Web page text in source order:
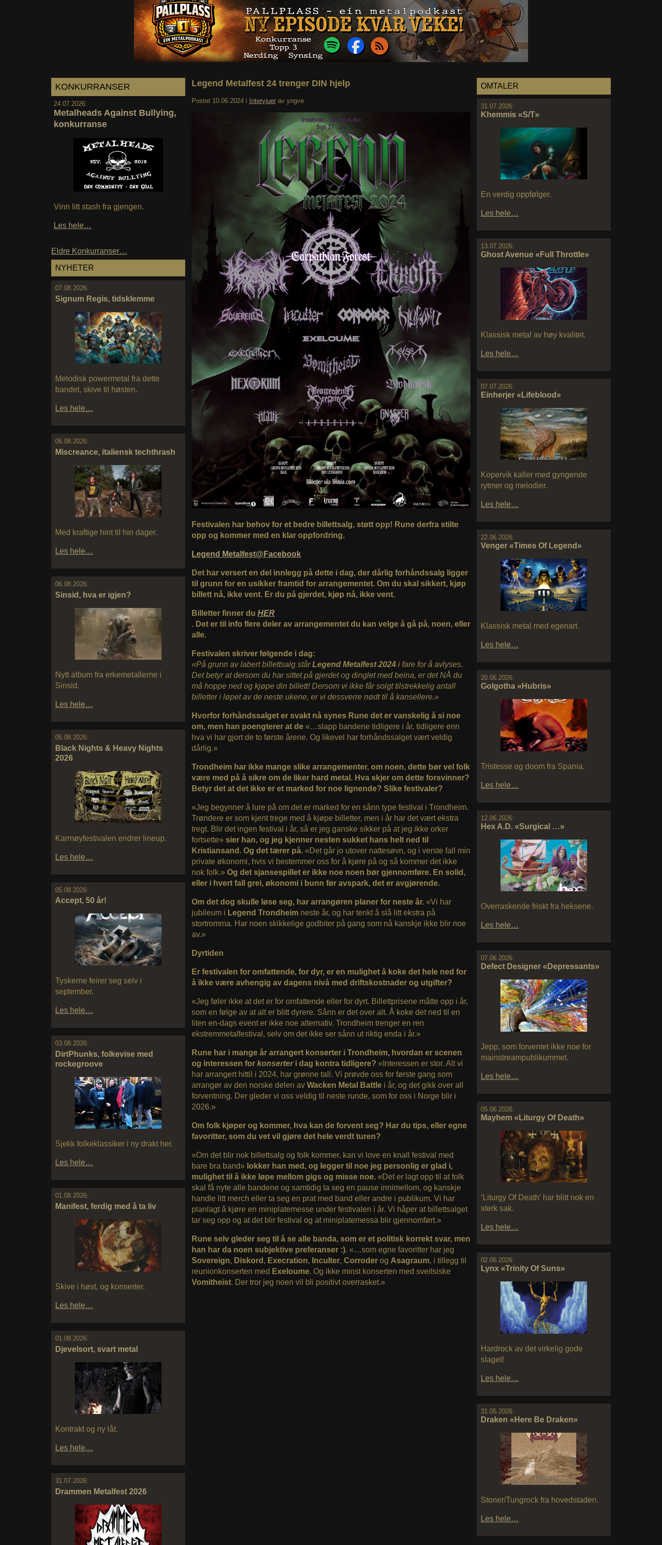
KONKURRANSER
24.07.2026:
Metalheads Against Bullying,
konkurranse
Vinn litt stash fra gjengen.
Les hele…
Eldre Konkurranser…
NYHETER
07.08.2026:
Signum Regis, tidsklemme
Melodisk powermetal fra dette
bandet, skive til høsten.
Les hele…
06.08.2026:
Miscreance, italiensk techthrash
Med kraftige hint til hin dager.
Les hele…
06.08.2026:
Sinsid, hva er igjen?
Nytt album fra erkemetallerne i
Sinsid.
Les hele…
05.08.2026:
Black Nights & Heavy Nights
2026
Karmøyfestivalen endrer lineup.
Les hele…
05.08.2026:
Accept, 50 år!
Tyskerne feirer seg selv i
september.
Les hele…
03.08.2026:
DirtPhunks, folkevise med
rockegroove
Sjekk folkeklassiker i ny drakt her.
Les hele…
01.08.2026:
Manifest, ferdig med å ta liv
Skive i høst, og konserter.
Les hele…
01.08.2026:
Djevelsort, svart metal
Kontrakt og ny låt.
Les hele…
31.07.2026:
Drammen Metalfest 2026
OMTALER
31.07.2026:
Khemmis «S/T»
En verdig oppfølger.
Les hele…
13.07.2026:
Ghost Avenue «Full Throttle»
Klassisk metal av høy kvalitet.
Les hele…
07.07.2026:
Einherjer «Lifeblood»
Kopervik kaller med gyngende
rytmer og melodier.
Les hele…
22.06.2026:
Venger «Times Of Legend»
Klassisk metal med egenart.
Les hele…
20.06.2026:
Golgotha «Hubris»
Tristesse og doom fra Spania.
Les hele…
12.06.2026:
Hex A.D. «Surgical …»
Overraskende friskt fra heksene.
Les hele…
07.06.2026:
Defect Designer «Depressants»
Jepp, som forventet ikke noe for
mainstreampublikummet.
Les hele…
05.06.2026:
Mayhem «Liturgy Of Death»
‘Liturgy Of Death’ har blitt nok en
sterk sak.
Les hele…
02.06.2026:
Lynx «Trinity Of Suns»
Hardrock av det virkelig gode
slaget!
Les hele…
31.05.2026:
Draken «Here Be Draken»
Stoner/Tungrock fra hovedstaden.
Les hele…
Legend Metalfest 24 trenger DIN hjelp
Postet 10.06.2024 i Intervjuer av yngve
Festivalen har behov for et bedre billettsalg, støtt opp! Rune derfra stilte
opp og kommer med en klar oppfordring.
Legend Metalfest@Facebook
Det har versert en del innlegg på dette i dag, der dårlig forhåndssalg ligger
til grunn for en usikker framtid for arrangementet. Om du skal sikkert, kjøp
billett nå, ikke vent. Er du på gjerdet, kjøp nå, ikke vent.
Billetter finner du HER
. Det er til info flere deler av arrangementet du kan velge å gå på, noen, eller
alle.
Festivalen skriver følgende i dag:
«På grunn av labert billettsalg stårLegend Metalfest 2024i fare for å avlyses.
Det betyr at dersom du har sittet på gjerdet og dinglet med beina, er det NÅ du
må hoppe ned og kjøpe din billett! Dersom vi ikke får solgt tilstrekkelig antall
billetter i løpet av de neste ukene, er vi dessverre nødt til å kansellere.»
Hvorfor forhåndssalget er svakt nå synes Rune det er vanskelig å si noe
om, men han poengterer at de«…slapp bandene tidligere i år, tidligere enn
hva vi har gjort de to første årene. Og likevel har forhåndssalget vært veldig
dårlig.»
Trondheim har ikke mange slike arrangementer, om noen, dette bør vel folk
være med på å sikre om de liker hard metal. Hva skjer om dette forsvinner?
Betyr det at det ikke er et marked for noe lignende? Slike festivaler?
«Jeg begynner å lure på om det er marked for en sånn type festival i Trondheim.
Trøndere er som kjent trege med å kjøpe billetter, men i år har det vært ekstra
tregt. Blir det ingen festival i år, så er jeg ganske sikker på at jeg ikke orker
fortsette» sier han, og jeg kjenner nesten sukket hans helt ned til
Kristiansand. Og det tærer på.«Det går jo utover nattesøvn, og i verste fall min
private økonomi, hvis vi bestemmer oss for å kjøre på og så kommer det ikke
nok folk.» Og det sjansespillet er ikke noe noen bør gjennomføre. En solid,
eller i hvert fall grei, økonomi i bunn før avspark, det er avgjørende.
Om det dog skulle løse seg, har arrangøren planer for neste år. «Vi har
jubileum i Legend Trondheim neste år, og har tenkt å slå litt ekstra på
stortromma. Har noen skikkelige godbiter på gang som nå kanskje ikke blir noe
av.»
Dyrtiden
Er festivalen for omfattende, for dyr, er en mulighet å koke det hele ned for
å ikke være avhengig av dagens nivå med driftskostnader og utgifter?
«Jeg føler ikke at det er for omfattende eller for dyrt. Billettprisene måtte opp i år,
som en følge av at alt er blitt dyrere. Sånn er det over alt. Å koke det ned til en
liten en-dags event er ikke noe alternativ. Trondheim trenger en ren
ekstremmetalfestival, selv om det ikke ser sånn ut riktig enda i år.»
Rune har i mange år arrangert konserter i Trondheim, hvordan er scenen
og interessen for konserter i dag kontra tidligere? «Interessen er stor. Alt vi
har arrangert hittil i 2024, har grønne tall. Vi prøvde oss for første gang som
arrangør av den norske delen av Wacken Metal Battlei år, og det gikk over all
forventning. Der gleder vi oss veldig til neste runde, som for oss i Norge blir i
2026.»
Om folk kjøper og kommer, hva kan de forvent seg? Har du tips, eller egne
favoritter, som du vet vil gjøre det hele verdt turen?
«Om det blir nok billettsalg og folk kommer, kan vi love en knall festival med
bare bra band» lokker han med, og legger til noe jeg personlig er glad i,
mulighet til å ikke løpe mellom gigs og misse noe.«Det er lagt opp til at folk
skal få nyte alle bandene og samtidig ta seg en pause innimellom, og kanskje
handle litt merch eller ta seg en prat med band eller andre i publikum. Vi har
planlagt å kjøre en miniplatemesse under festivalen i år. Vi håper at billettsalget
tar seg opp og at det blir festival og at miniplatemessa blir gjennomført.»
Rune selv gleder seg til å se alle banda, som er et politisk korrekt svar, men
han har da noen subjektive preferanser :).«…som egne favoritter har jeg
Sovereign, Diskord , Execration, Inculter, Corroderog Asagraum, i tillegg til
reunionkonserten med Exeloume. Og ikke minst konserten med sveitsiske
Vomitheist. Der tror jeg noen vil bli positivt overrasket.»